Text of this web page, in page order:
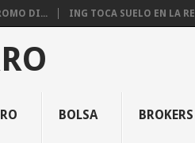
DI... ING TOCA SUELO EN LA
BOLSA BROKERS